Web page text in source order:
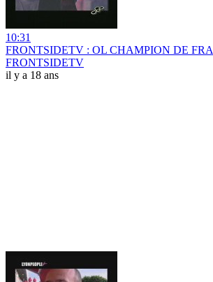
10:31
FRONTSIDETV : OL CHAMPION DE
FRONTSIDETV
il y a 18 ans